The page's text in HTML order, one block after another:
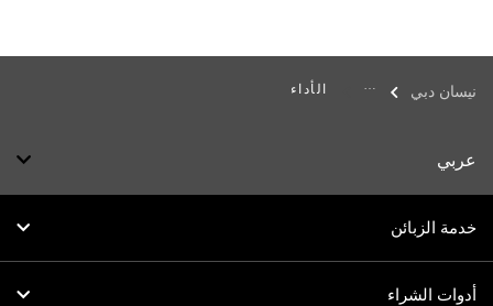
نيسان دبي الأداء
عربي
G
خدمة الزبائن
أدوات الشراء